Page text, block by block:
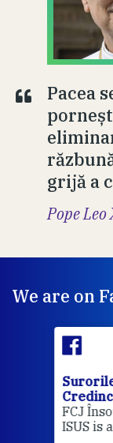
Pacea
grijă a
Pope Leo
We are on
FCJ
ISUS is